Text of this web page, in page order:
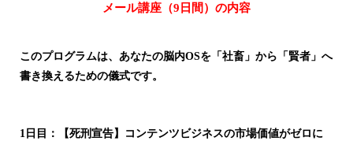
メール講座（9日間）の内容
このプログラムは、あなたの脳内OSを「社畜」から「賢者」へ
書き換えるための儀式です。
1日目：【死刑宣告】コンテンツビジネスの市場価値がゼロに